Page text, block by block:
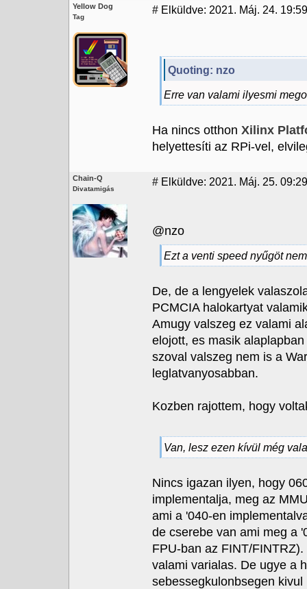
Yellow Dog
Tag
# Elküldve: 2021. Máj. 24. 19:59
Quoting: nzo
Erre van valami ilyesmi
Ha nincs otthon Xilinx
helyettesíti az RPi-vel,
Chain-Q
Divatamigás
# Elküldve: 2021. Máj. 25.
@nzo
Ezt a venti speed nyűgöt
De, de a lengyelek
PCMCIA halokartyat
Amugy valszeg ez valami
elojott, es masik
szoval valszeg nem is a
leglatvanyosabban.
Kozben rajottem, hogy
Van, lesz ezen kívül még
Nincs igazan ilyen, hogy
implementalja, meg az
ami a '040-en
de cserebe van ami meg a
FPU-ban az FINT/
valami varialas. De ugye a
sebessegkulonbsegen